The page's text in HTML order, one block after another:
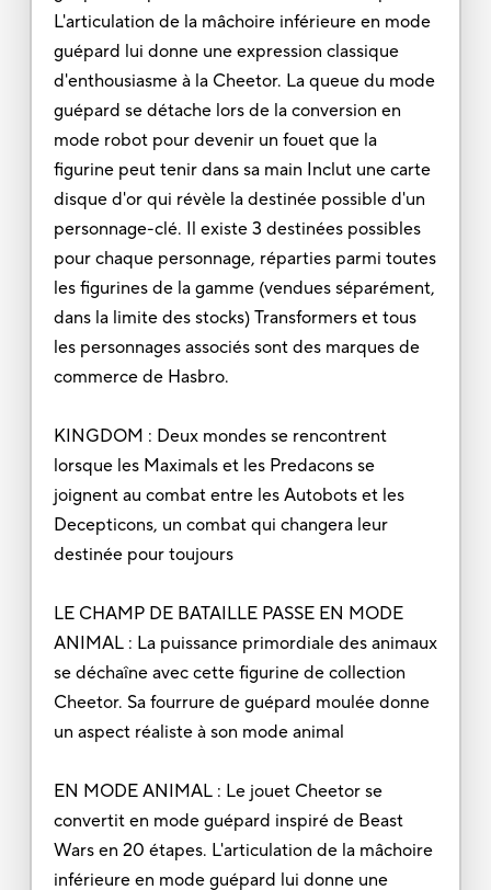
L'articulation de la mâchoire inférieure en mode
guépard lui donne une expression classique
d'enthousiasme à la Cheetor. La queue du mode
guépard se détache lors de la conversion en
mode robot pour devenir un fouet que la
figurine peut tenir dans sa main Inclut une carte
disque d'or qui révèle la destinée possible d'un
personnage-clé. Il existe 3 destinées possibles
pour chaque personnage, réparties parmi toutes
les figurines de la gamme (vendues séparément,
dans la limite des stocks) Transformers et tous
les personnages associés sont des marques de
commerce de Hasbro.
KINGDOM : Deux mondes se rencontrent
lorsque les Maximals et les Predacons se
joignent au combat entre les Autobots et les
Decepticons, un combat qui changera leur
destinée pour toujours
LE CHAMP DE BATAILLE PASSE EN MODE
ANIMAL : La puissance primordiale des animaux
se déchaîne avec cette figurine de collection
Cheetor. Sa fourrure de guépard moulée donne
un aspect réaliste à son mode animal
EN MODE ANIMAL : Le jouet Cheetor se
convertit en mode guépard inspiré de Beast
Wars en 20 étapes. L'articulation de la mâchoire
inférieure en mode guépard lui donne une